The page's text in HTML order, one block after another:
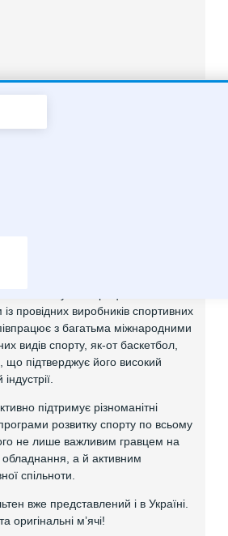
який спеціалізується на
спорту. Він відомий своєю
технологіями, які
провідних виробників спортивних
з багатьма міжнародними
видів спорту, як-от баскетбол,
що підтверджує його високий
підтримує різноманітні
розвитку спорту по всьому
не лише важливим гравцем на
обладнання, а й активним
спільноти.
вже представлений і в Україні.
оригінальні мʼячі!